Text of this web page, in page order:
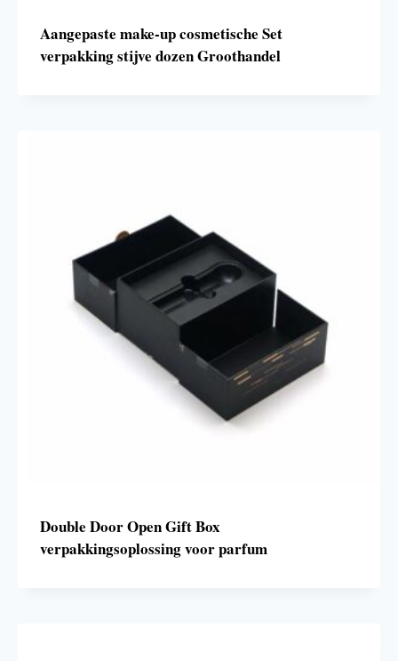
Aangepaste make-up cosmetische Set
verpakking stijve dozen Groothandel
Double Door Open Gift Box
verpakkingsoplossing voor parfum